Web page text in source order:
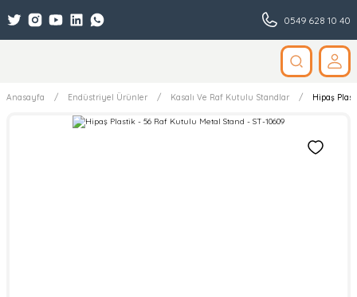
0549 628 10 40
Anasayfa Endüstriyel Ürünler Kasalı Ve Raf Kutulu Standlar Hipaş